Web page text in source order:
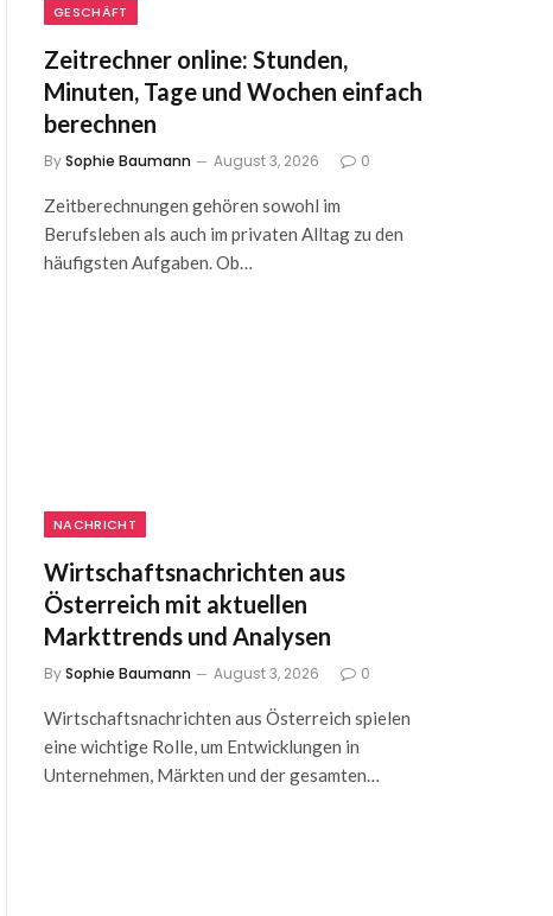
GESCHÄFT
Zeitrechner online: Stunden,
Minuten, Tage und Wochen einfach
berechnen
BySophie Baumann August 3, 2026 0
Zeitberechnungen gehören sowohl im
Berufsleben als auch im privaten Alltag zu den
häufigsten Aufgaben. Ob…
NACHRICHT
Wirtschaftsnachrichten aus
Österreich mit aktuellen
Markttrends und Analysen
BySophie Baumann August 3, 2026 0
Wirtschaftsnachrichten aus Österreich spielen
eine wichtige Rolle, um Entwicklungen in
Unternehmen, Märkten und der gesamten…